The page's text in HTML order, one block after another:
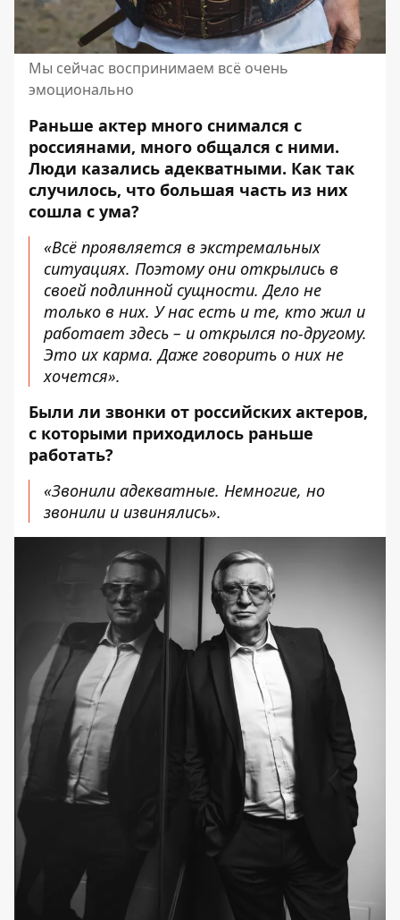
Мы сейчас воспринимаем всё очень
эмоционально
Раньше актер много снимался с
россиянами, много общался с ними.
Люди казались адекватными. Как так
случилось, что большая часть из них
сошла с ума?
«Всё проявляется в экстремальных
ситуациях. Поэтому они открылись в
своей подлинной сущности. Дело не
только в них. У нас есть и те, кто жил и
работает здесь – и открылся по-другому.
Это их карма. Даже говорить о них не
хочется».
Были ли звонки от российских актеров,
с которыми приходилось раньше
работать?
«Звонили адекватные. Немногие, но
звонили и извинялись».